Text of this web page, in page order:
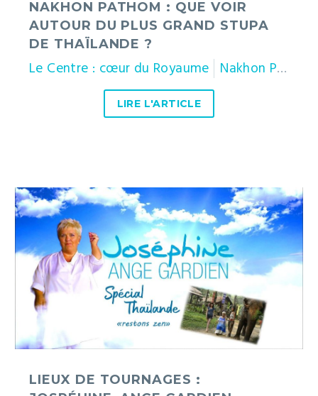
NAKHON PATHOM : QUE VOIR
AUTOUR DU PLUS GRAND STUPA
DE THAÏLANDE ?
Le Centre : cœur du Royaume Nakhon Pathom
LIRE L'ARTICLE
Lieux
de
tournages
:
Jospéhine,
ange
gardien
restons
(épisode
LIEUX DE TOURNAGES :